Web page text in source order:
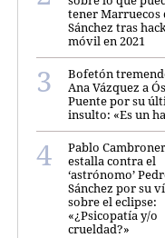
tener Marruecos
Sánchez tras
móvil en 2021
Bofetón
Ana Vázquez a
Puente por su
insulto: «Es un
Pablo
estalla contra el
‘astrónomo’
Sánchez por su
sobre el eclipse:
«¿Psicopatía y/o
crueldad?»